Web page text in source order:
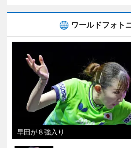
ワールドフォト
早田が８強入り